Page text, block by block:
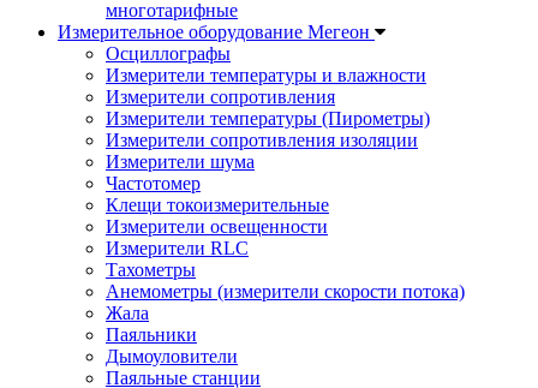
многотарифные
Измерительное оборудование Мегеон
Осциллографы
Измерители температуры и влажности
Измерители сопротивления
Измерители температуры (Пирометры)
Измерители сопротивления изоляции
Измерители шума
Частотомер
Клещи токоизмерительные
Измерители освещенности
Измерители RLC
Тахометры
Анемометры (измерители скорости потока)
Жала
Паяльники
Дымоуловители
Паяльные станции